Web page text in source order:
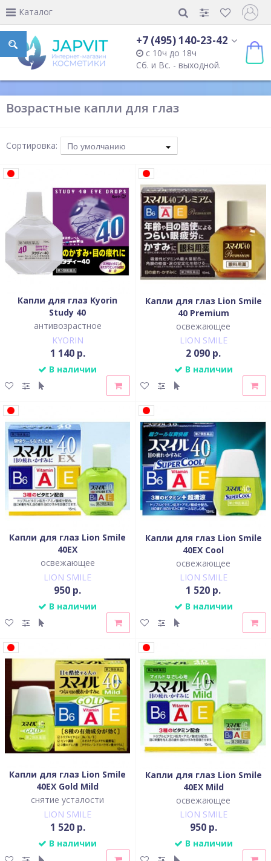
Каталог
+7 (495) 140-23-42
с 10ч до 18ч
Сб. и Вс. - выходной.
Возрастные капли для глаз
Сортировка: По умолчанию
Капли для глаз Kyorin
Study 40
антивозрастное
KYORIN
1 140 р.
В наличии
Капли для глаз Lion Smile
40 Premium
освежающее
LION SMILE
2 090 р.
В наличии
Капли для глаз Lion Smile
40EX
освежающее
LION SMILE
950 р.
В наличии
Капли для глаз Lion Smile
40EX Cool
освежающее
LION SMILE
1 520 р.
В наличии
Капли для глаз Lion Smile
40EX Gold Mild
снятие усталости
LION SMILE
1 520 р.
В наличии
Капли для глаз Lion Smile
40EX Mild
освежающее
LION SMILE
950 р.
В наличии